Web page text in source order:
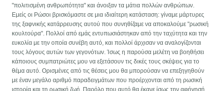
"πολιτισμένη ανθρωπότητα" και άνοιξαν τα μάτια πολλών ανθρώπων.
Εμείς οι Ρώσοι βρισκόμαστε σε μια ιδιαίτερη κατάσταση: γίναμε μάρτυρες
της ξαφνικής κατάρρευσης αυτού που συνηθίζαμε να αποκαλούμε "ρωσική
κουλτούρα". Πολλοί από εμάς εντυπωσιάστηκαν από την ταχύτητα και την
ευκολία με την οποία συνέβη αυτό, και πολλοί άρχισαν να αναλογίζονται
τους λόγους αυτών των γεγονότων. Ίσως η παρούσα μελέτη να βοηθήσει
κάποιους συμπατριώτες μου να εξετάσουν τις δικές τους σκέψεις για το
θέμα αυτό. Ορισμένες από τις θέσεις μου θα μπορούσαν να επεξηγηθούν
με έναν μεγάλο αριθμό παραδειγμάτων που προέρχονται από τη ρωσική